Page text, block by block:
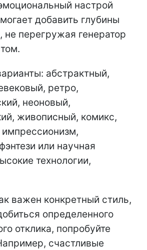
настрой
добавить глубины
перегружая генератор
абстрактный,
ретро,
неоновый,
живописный, комикс,
или научная
технологии,
важен конкретный стиль,
определенного
отклика, попробуйте
счастливые